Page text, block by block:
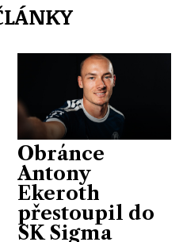
Obránce
Antony
Ekeroth
přestoupil do
SK Sigma